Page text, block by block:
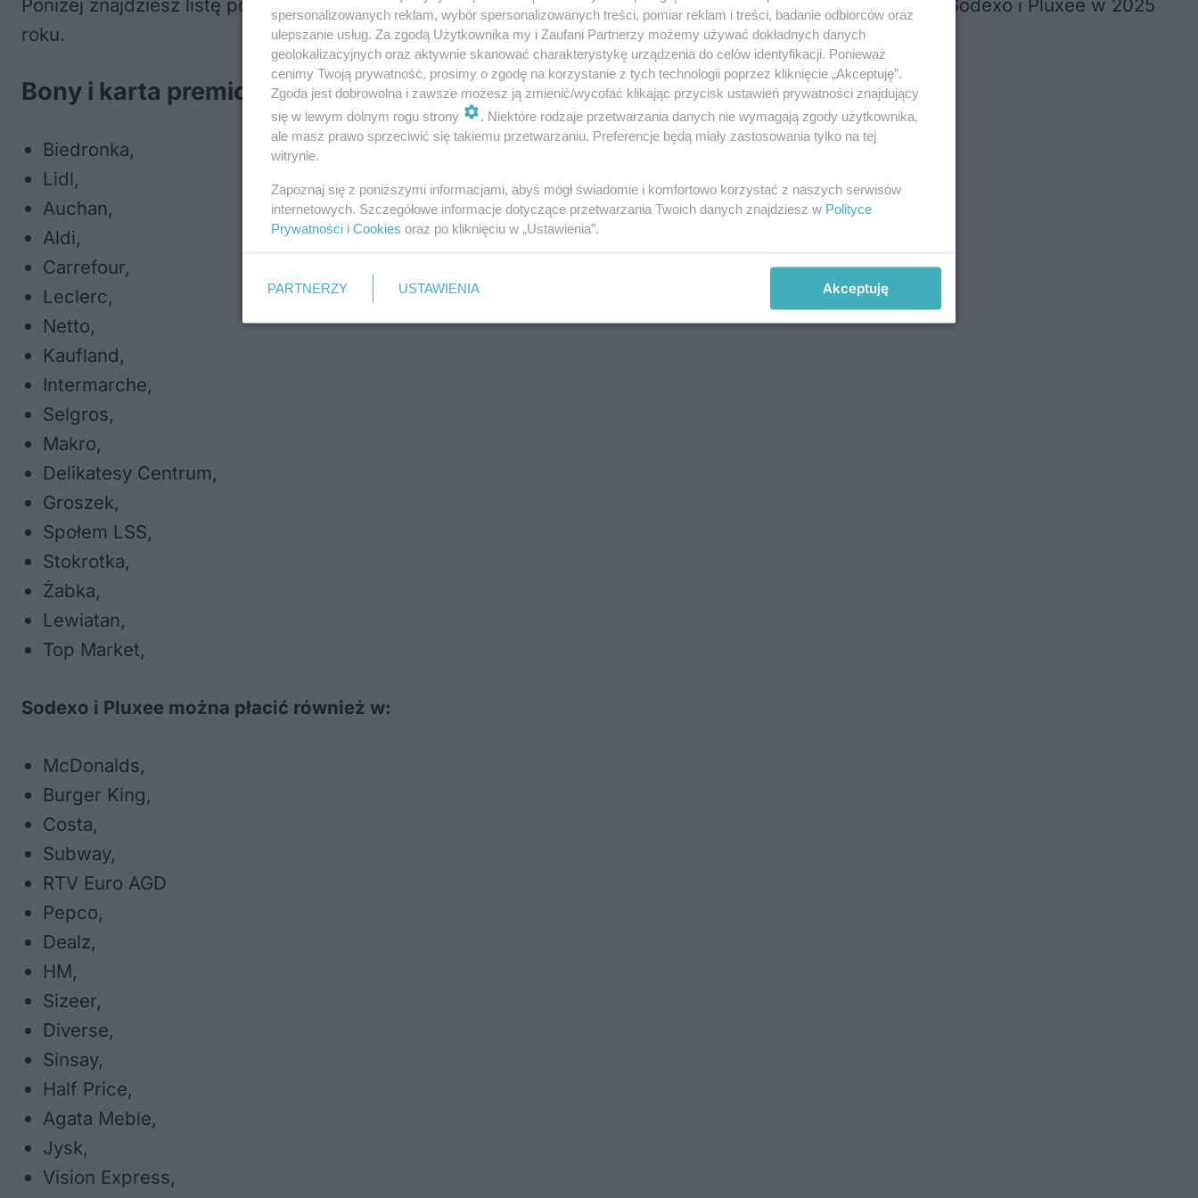
Poniżej znajdziesz listę popularnych sklepów, w których zapłacisz za zakupy bonami i kartami premiowymi Sodexo i Pluxee w 2025
roku.
Bony i karta premiowa Sodexo / Pluxee lista sklepów 2025
Biedronka,
Lidl,
Auchan,
Aldi,
Carrefour,
Leclerc,
Netto,
Kaufland,
Intermarche,
Selgros,
Makro,
Delikatesy Centrum,
Groszek,
Społem LSS,
Stokrotka,
Żabka,
Lewiatan,
Top Market,
Sodexo i Pluxee można płacić również w:
McDonalds,
Burger King,
Costa,
Subway,
RTV Euro AGD
Pepco,
Dealz,
HM,
Sizeer,
Diverse,
Sinsay,
Half Price,
Agata Meble,
Jysk,
Vision Express,
spersonalizowanych reklam, wybór spersonalizowanych treści, pomiar reklam i treści, badanie odbiorców oraz
ulepszanie usług. Za zgodą Użytkownika my i Zaufani Partnerzy możemy używać dokładnych danych
geolokalizacyjnych oraz aktywnie skanować charakterystykę urządzenia do celów identyfikacji. Ponieważ
cenimy Twoją prywatność, prosimy o zgodę na korzystanie z tych technologii poprzez kliknięcie „Akceptuję”.
Zgoda jest dobrowolna i zawsze możesz ją zmienić/wycofać klikając przycisk ustawień prywatności znajdujący
się w lewym dolnym rogu strony
. Niektóre rodzaje przetwarzania danych nie wymagają zgody użytkownika,
ale masz prawo sprzeciwić się takiemu przetwarzaniu. Preferencje będą miały zastosowania tylko na tej
witrynie.
Zapoznaj się z poniższymi informacjami, abyś mógł świadomie i komfortowo korzystać z naszych serwisów
internetowych. Szczegółowe informacje dotyczące przetwarzania Twoich danych znajdziesz w Polityce
Prywatności i Cookies oraz po kliknięciu w „Ustawienia”.
PARTNERZY USTAWIENIA Akceptuję